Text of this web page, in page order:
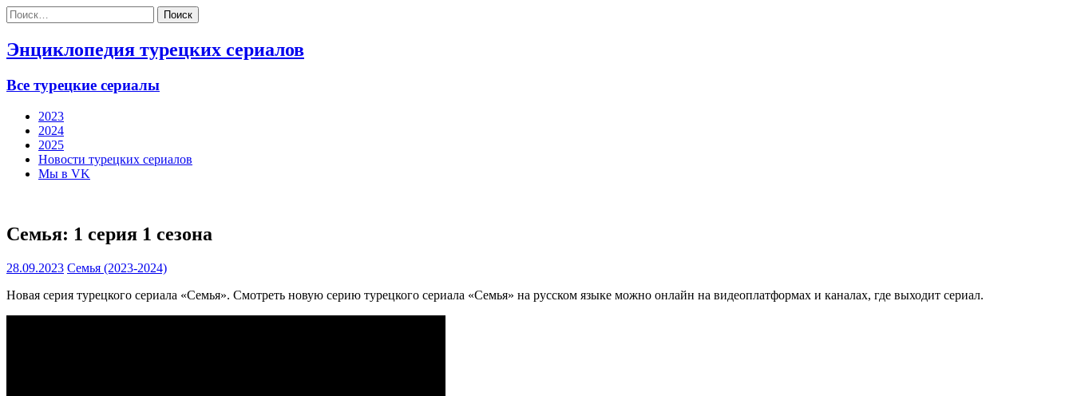
Найти:
Энциклопедия турецких сериалов
Все турецкие сериалы
2023
2024
2025
Новости турецких сериалов
Мы в VK
Семья: 1 серия 1 сезона
28.09.2023 Семья (2023-2024)
Новая серия турецкого сериала «Семья». Смотреть новую серию турецкого сериала «Семья» на русском языке можно онлайн на видеоплатформах и каналах, где выходит сериал.